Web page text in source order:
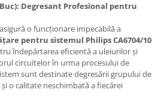
Degresant Profesional pentru
o funcționare impecabilă a
pentru sistemul Philips CA6704/10
îndepărtarea eficientă a uleiurilor și
circuitelor în urma procesului de
sunt destinate degresării grupului de
o calitate neschimbată a fiecărei